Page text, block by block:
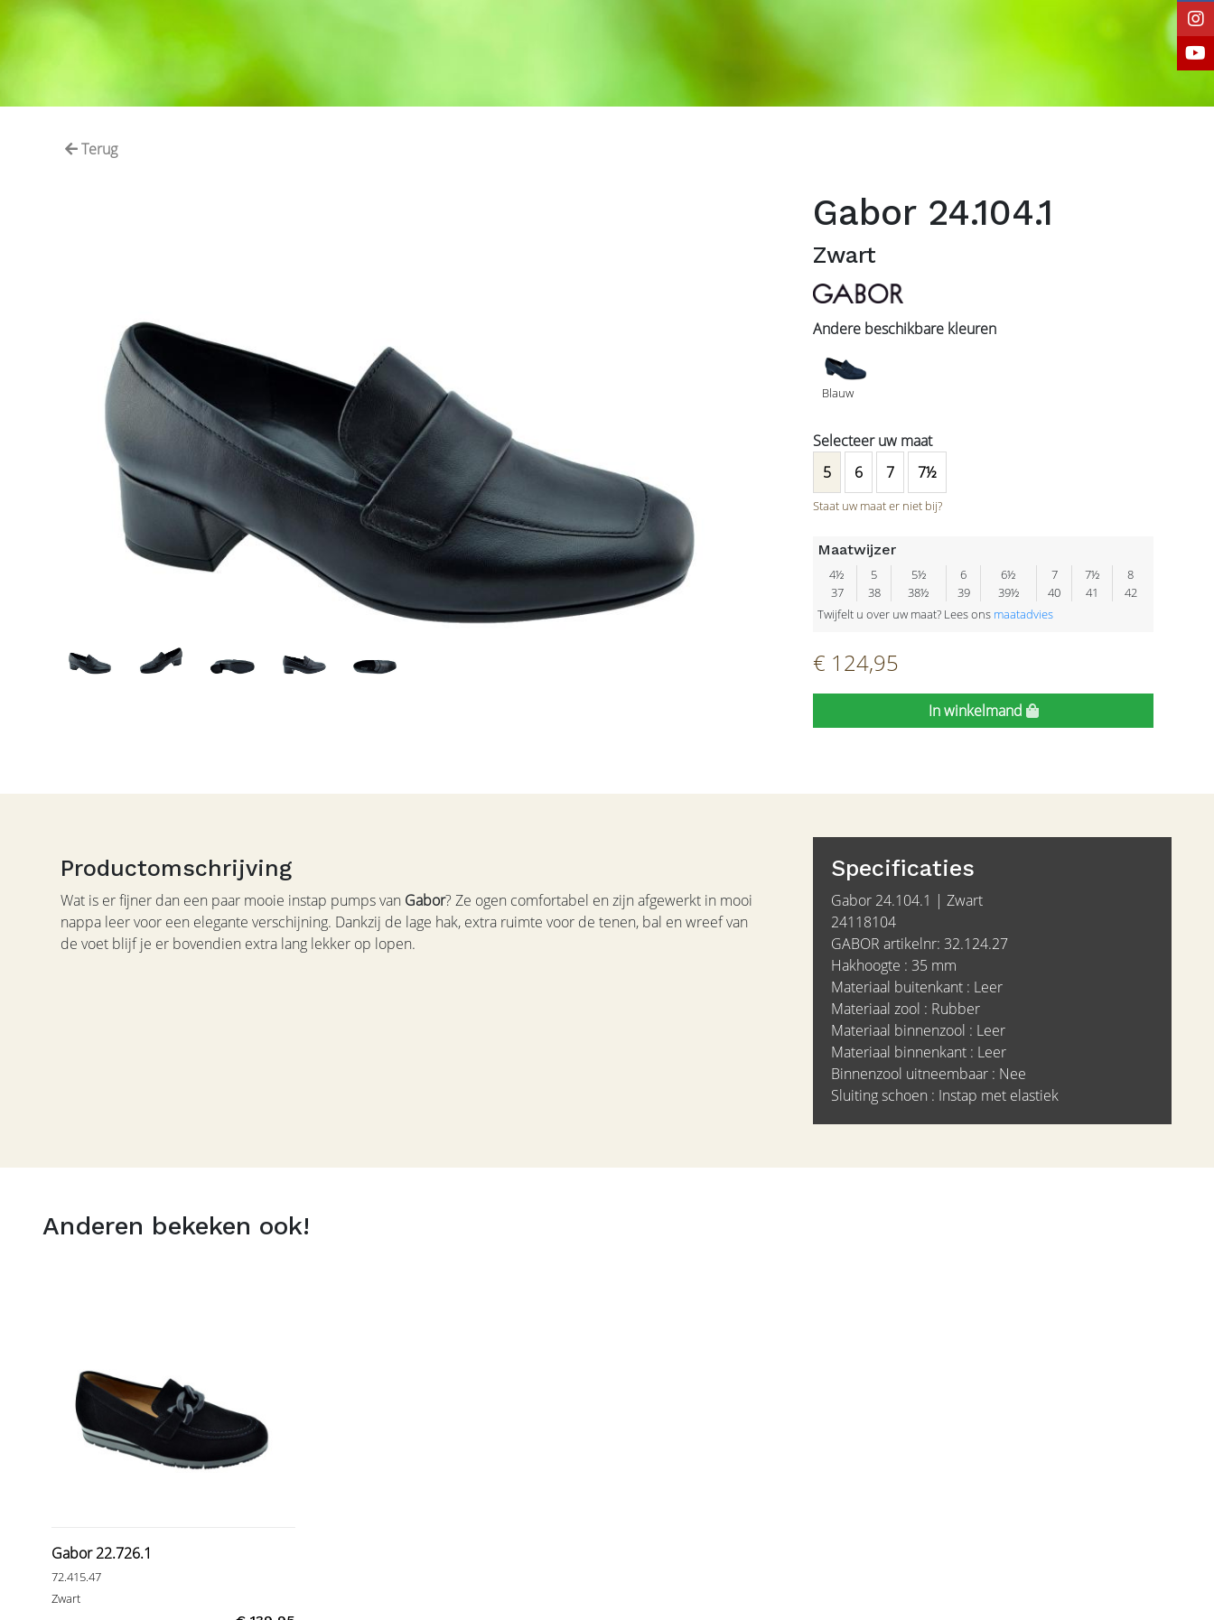
Terug
Gabor 24.104.1
Zwart
Andere beschikbare kleuren
Blauw
5 6 7 7½
Staat uw maat er niet bij?
Maatwijzer
4½ 5 5½ 6 6½ 7 7½
8
37
38 38½ 39 39½ 40 41
42
Twijfelt u over uw maat? Lees ons maatadvies
€ 124,95
In winkelmand
Productomschrijving
Wat is er fijner dan een paar mooie instap pumps van Gabor? Ze ogen comfortabel en zijn afgewerkt in mooi
nappa leer voor een elegante verschijning. Dankzij de lage hak, extra ruimte voor de tenen, bal en wreef van
de voet blijf je er bovendien extra lang lekker op lopen.
Specificaties
Gabor 24.104.1 | Zwart
24118104
GABOR artikelnr: 32.124.27
Hakhoogte : 35 mm
Materiaal buitenkant : Leer
Materiaal zool : Rubber
Materiaal binnenzool : Leer
Materiaal binnenkant : Leer
Binnenzool uitneembaar : Nee
Sluiting schoen : Instap met elastiek
Anderen bekeken ook!
Gabor 22.726.1
72.415.47
Zwart